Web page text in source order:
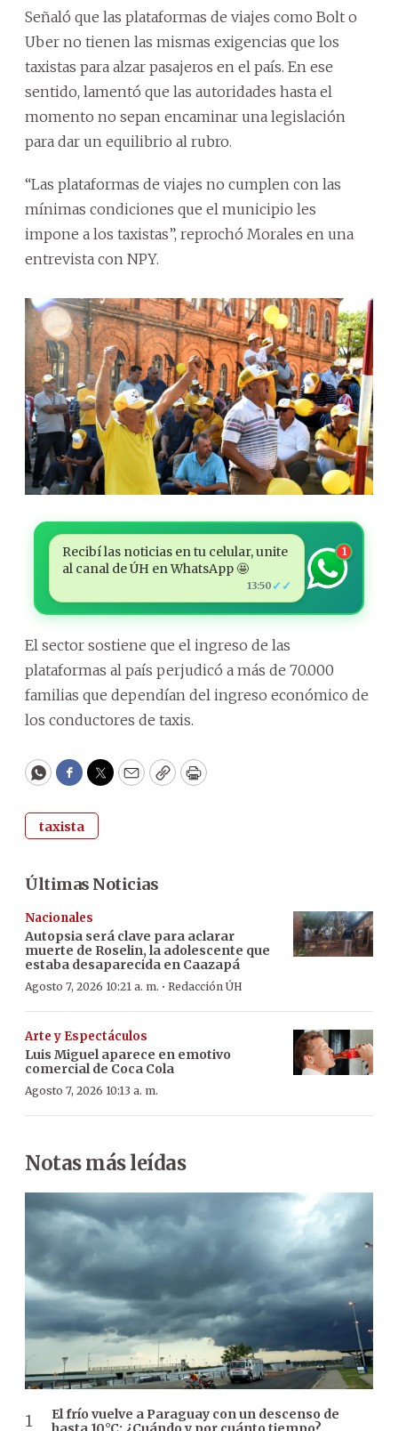
Señaló que las plataformas de viajes como Bolt o
Uber no tienen las mismas exigencias que los
taxistas para alzar pasajeros en el país. En ese
sentido, lamentó que las autoridades hasta el
momento no sepan encaminar una legislación
para dar un equilibrio al rubro.
“Las plataformas de viajes no cumplen con las
mínimas condiciones que el municipio les
impone a los taxistas”, reprochó Morales en una
entrevista con NPY.
Recibí las noticias en tu celular, unite
al canal de ÚH en WhatsApp 🤩
13:50 ✓✓
1
El sector sostiene que el ingreso de las
plataformas al país perjudicó a más de 70.000
familias que dependían del ingreso económico de
los conductores de taxis.
WhatsApp
Facebook
Twitter
EmailCopyPrint
taxista
Últimas Noticias
Nacionales
Autopsia será clave para aclarar
muerte de Roselin, la adolescente que
estaba desaparecida en Caazapá
Agosto 7, 2026 10:21 a. m. · Redacción ÚH
Arte y Espectáculos
Luis Miguel aparece en emotivo
comercial de Coca Cola
Agosto 7, 2026 10:13 a. m.
Notas más leídas
El frío vuelve a Paraguay con un descenso de